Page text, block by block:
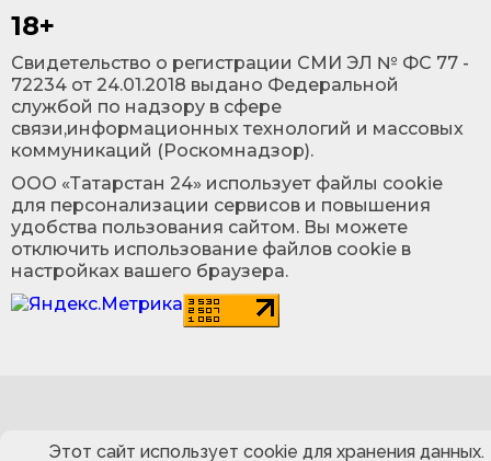
18+
Cвидетельство о регистрации СМИ ЭЛ № ФС 77 -
72234 от 24.01.2018 выдано Федеральной
службой по надзору в сфере
связи,информационных технологий и массовых
коммуникаций (Роскомнадзор).
ООО «Татарстан 24» использует файлы cookie
для персонализации сервисов и повышения
удобства пользования сайтом. Вы можете
отключить использование файлов cookie в
настройках вашего браузера.
Этот сайт использует cookie для хранения данных.